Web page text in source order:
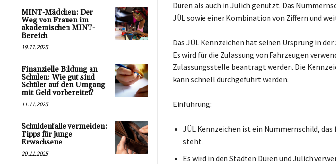
MINT-Mädchen: Der
Weg von Frauen im
akademischen MINT-
Bereich
19.11.2025
Finanzielle Bildung an
Schulen: Wie gut sind
Schüler auf den Umgang
mit Geld vorbereitet?
11.11.2025
Schuldenfalle vermeiden:
Tipps für junge
Erwachsene
20.11.2025
Düren als auch in Jülich genutzt. Das
JÜL sowie einer Kombination von Ziffern und
Das JÜL Kennzeichen hat seinen Ursprung in
Es wird für die Zulassung von Fahrzeugen
Zulassungsstelle beantragt werden. Die
kann schnell durchgeführt werden.
Einführung:
JÜL Kennzeichen ist ein Nummernschild,
steht.
Es wird in den Städten Düren und Jülich